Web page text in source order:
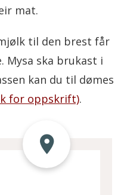
mat.
til den brest får
Mysa ska brukast i
kan du til dømes
for oppskrift).